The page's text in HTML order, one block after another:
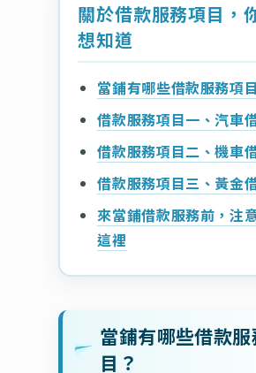
關於借款服務項目，
想知道
當鋪有哪些借款服務項
借款服務項目一、汽車
借款服務項目二、機車
借款服務項目三、黃金
來當鋪借款服務前，注
這裡
當鋪有哪些借款
目？